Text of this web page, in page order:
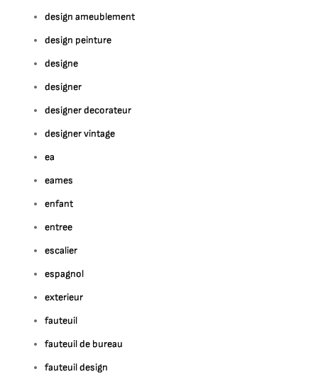
design ameublement
design peinture
designe
designer
designer decorateur
designer vintage
ea
eames
enfant
entree
escalier
espagnol
exterieur
fauteuil
fauteuil de bureau
fauteuil design